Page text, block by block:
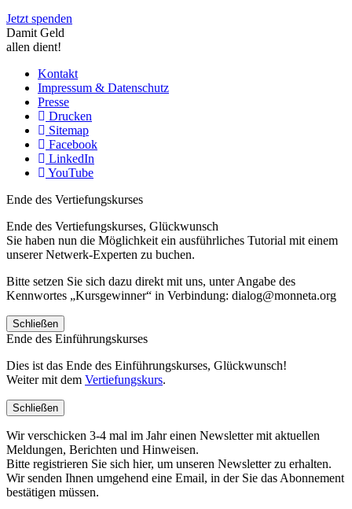
Jetzt spenden
Damit Geld
allen dient!
Kontakt
Impressum & Datenschutz
Presse
Drucken
Sitemap
Facebook
LinkedIn
YouTube
Ende des Vertiefungskurses
Ende des Vertiefungskurses, Glückwunsch
Sie haben nun die Möglichkeit ein ausführliches Tutorial mit einem
unserer Netwerk-Experten zu buchen.
Bitte setzen Sie sich dazu direkt mit uns, unter Angabe des
Kennwortes „Kursgewinner“ in Verbindung: dialog@monneta.org
Schließen
Ende des Einführungskurses
Dies ist das Ende des Einführungskurses, Glückwunsch!
Weiter mit dem Vertiefungskurs.
Schließen
Wir verschicken 3-4 mal im Jahr einen Newsletter mit aktuellen
Meldungen, Berichten und Hinweisen.
Bitte registrieren Sie sich hier, um unseren Newsletter zu erhalten.
Wir senden Ihnen umgehend eine Email, in der Sie das Abonnement
bestätigen müssen.